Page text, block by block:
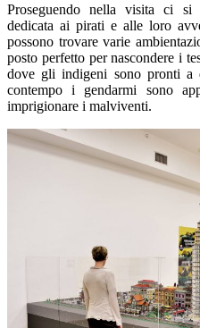
Proseguendo nella visita ci si
dedicata ai pirati e alle loro
possono trovare varie
posto perfetto per nascondere i
dove gli indigeni sono pronti a
contempo i gendarmi sono
imprigionare i malviventi.